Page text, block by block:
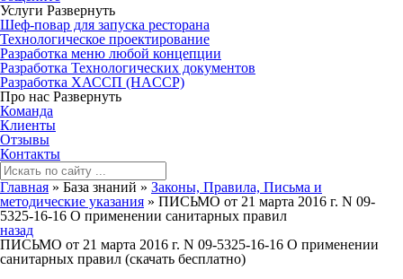
Услуги Развернуть
Шеф-повар для запуска ресторана
Технологическое проектирование
Разработка меню любой концепции
Разработка Технологических документов
Разработка ХАССП (HACCP)
Про нас Развернуть
Команда
Клиенты
Отзывы
Контакты
Главная » База знаний » Законы, Правила, Письма и
методические указания » ПИСЬМО от 21 марта 2016 г. N 09-
5325-16-16 О применении санитарных правил
назад
ПИСЬМО от 21 марта 2016 г. N 09-5325-16-16 О применении
санитарных правил (скачать бесплатно)